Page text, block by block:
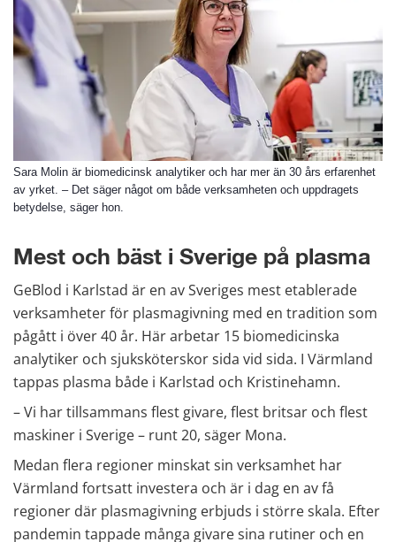
Sara Molin är biomedicinsk analytiker och har mer än 30 års erfarenhet
av yrket. – Det säger något om både verksamheten och uppdragets
betydelse, säger hon.
Mest och bäst i Sverige på plasma
GeBlod i Karlstad är en av Sveriges mest etablerade
verksamheter för plasmagivning med en tradition som
pågått i över 40 år. Här arbetar 15 biomedicinska
analytiker och sjuksköterskor sida vid sida. I Värmland
tappas plasma både i Karlstad och Kristinehamn.
– Vi har tillsammans flest givare, flest britsar och flest
maskiner i Sverige – runt 20, säger Mona.
Medan flera regioner minskat sin verksamhet har
Värmland fortsatt investera och är i dag en av få
regioner där plasmagivning erbjuds i större skala. Efter
pandemin tappade många givare sina rutiner och en